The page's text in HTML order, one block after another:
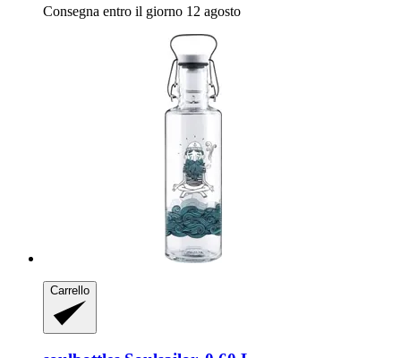
Consegna entro il giorno 12 agosto
Carrello